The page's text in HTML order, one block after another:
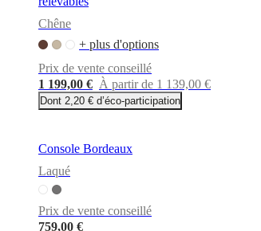
Chêne
+ plus d'options
Prix de vente conseillé
1 199,00 € À partir de 1 139,00 €
Dont 2,20 € d’éco-participation
Console Bordeaux
Laqué
Prix de vente conseillé
759,00 €